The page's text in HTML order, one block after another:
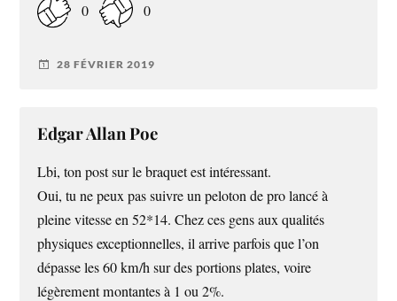
0 0
28 FÉVRIER 2019
Edgar Allan Poe
Lbi, ton post sur le braquet est intéressant.
Oui, tu ne peux pas suivre un peloton de pro lancé à
pleine vitesse en 52*14. Chez ces gens aux qualités
physiques exceptionnelles, il arrive parfois que l’on
dépasse les 60 km/h sur des portions plates, voire
légèrement montantes à 1 ou 2%.